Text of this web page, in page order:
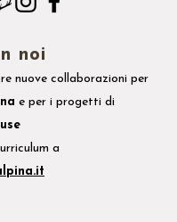
noi
nuove collaborazioni per
e per i progetti di
a